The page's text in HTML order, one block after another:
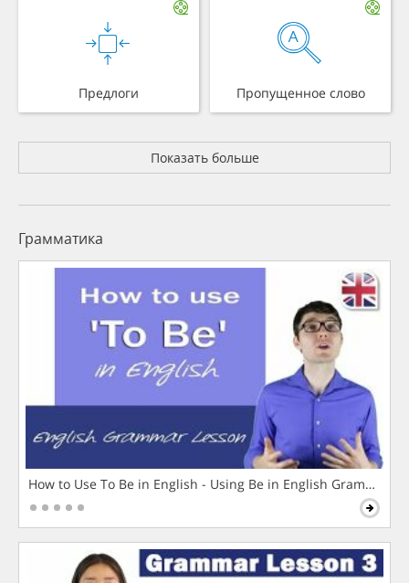
Предлоги Пропущенное слово
Показать больше
Грамматика
How to Use To Be in English - Using Be in English Grammar